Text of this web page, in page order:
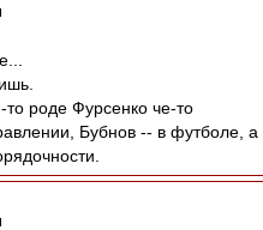
то роде Фурсенко че-то
Бубнов -- в футболе, а